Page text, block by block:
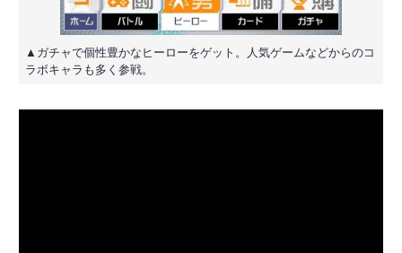
▲ガチャで個性豊かなヒーローをゲット。人気ゲームなどからのコ
ラボキャラも多く参戦。